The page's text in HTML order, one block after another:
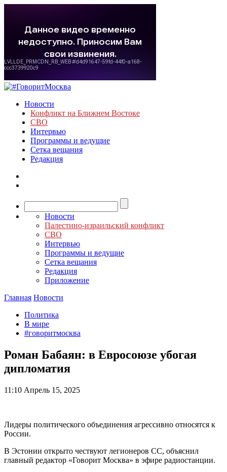
Новости
Конфликт на Ближнем Востоке
СВО
Интервью
Программы и ведущие
Сетка вещания
Редакция
Новости
Палестино-израильский конфликт
СВО
Интервью
Программы и ведущие
Сетка вещания
Редакция
Приложение
Главная Новости
Политика
В мире
#говоритмосква
Роман Бабаян: в Евросоюзе убогая
дипломатия
11:10 Апрель 15, 2025
Лидеры политического объединения агрессивно относятся к
России.
В Эстонии открыто чествуют легионеров СС, объяснил
главный редактор «Говорит Москва» в эфире радиостанции.